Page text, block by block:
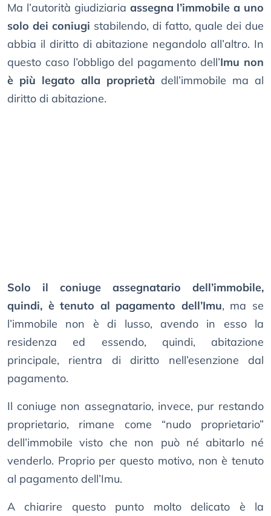
Ma l’autorità giudiziaria assegna l’immobile a uno
solo dei coniugi stabilendo, di fatto, quale dei due
abbia il diritto di abitazione negandolo all’altro. In
questo caso l’obbligo del pagamento dell’Imu non
è più legato alla proprietà dell’immobile ma al
diritto di abitazione.
Solo il coniuge assegnatario dell’immobile,
quindi, è tenuto al pagamento dell’Imu, ma se
l’immobile non è di lusso, avendo in esso la
residenza ed essendo, quindi, abitazione
principale, rientra di diritto nell’esenzione dal
pagamento.
Il coniuge non assegnatario, invece, pur restando
proprietario, rimane come “nudo proprietario”
dell’immobile visto che non può né abitarlo né
venderlo. Proprio per questo motivo, non è tenuto
al pagamento dell’Imu.
A chiarire questo punto molto delicato è la